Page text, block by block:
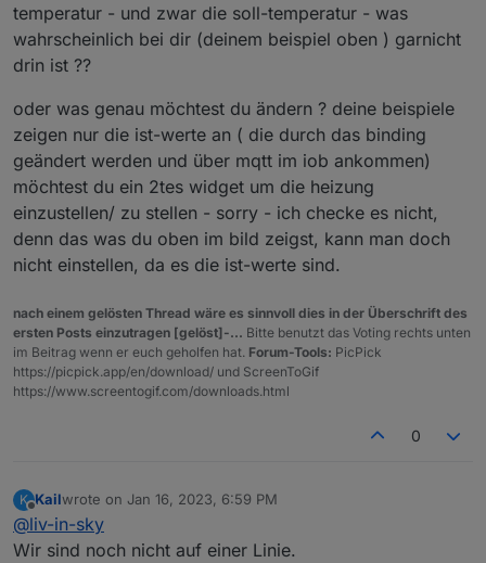
temperatur - und zwar die soll-temperatur - was
wahrscheinlich bei dir (deinem beispiel oben ) garnicht
drin ist ??
oder was genau möchtest du ändern ? deine beispiele
zeigen nur die ist-werte an ( die durch das binding
geändert werden und über mqtt im iob ankommen)
möchtest du ein 2tes widget um die heizung
einzustellen/ zu stellen - sorry - ich checke es nicht,
denn das was du oben im bild zeigst, kann man doch
nicht einstellen, da es die ist-werte sind.
nach einem gelösten Thread wäre es sinnvoll dies in der Überschrift des
ersten Posts einzutragen [gelöst]-... Bitte benutzt das Voting rechts unten
im Beitrag wenn er euch geholfen hat. Forum-Tools: PicPick
https://picpick.app/en/download/ und ScreenToGif
https://www.screentogif.com/downloads.html
0
K
Offline
Kailwrote on Jan 16, 2023, 6:59 PM
last edited by
@liv-in-sky
Wir sind noch nicht auf einer Linie.